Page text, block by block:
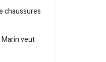
chaussures
Marin veut